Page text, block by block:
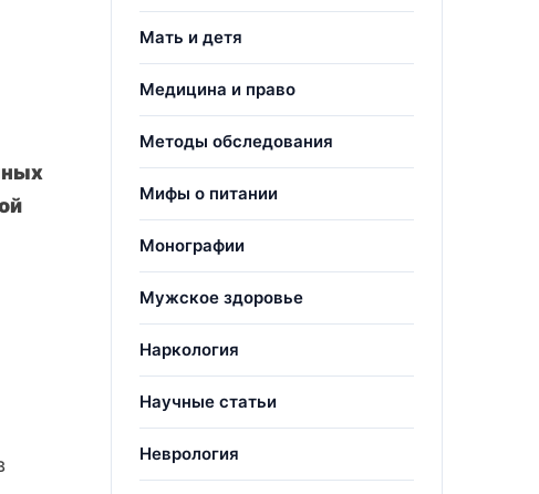
Мать и детя
Медицина и право
Методы обследования
Мифы о питании
Монографии
Мужское здоровье
Наркология
Научные статьи
Неврология